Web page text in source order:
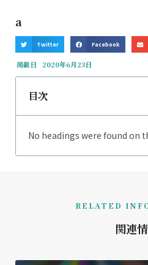
a
Twitter Facebook
掲載日 2020年6月23日
目次
No headings were found on
RELATED
関連